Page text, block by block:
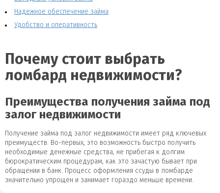
Надежное обеспечение займа
Удобство и оперативность
Почему стоит выбрать
ломбард недвижимости?
Преимущества получения займа под
залог недвижимости
Получение займа под залог недвижимости имеет ряд ключевых
преимуществ. Во-первых, это возможность быстро получить
необходимые денежные средства, не прибегая к долгим
бюрократическим процедурам, как это зачастую бывает при
обращении в банк. Процесс оформления ссуды в ломбарде
значительно упрощен и занимает гораздо меньше времени.